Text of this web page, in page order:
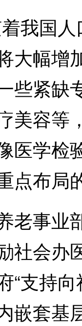
国人
大幅增
些紧缺
美容等
医学检
点布局
事业
社会办
“支持
嵌套基